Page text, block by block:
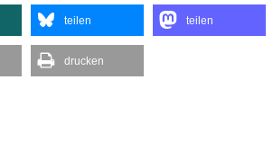
benutzen,
um
teilen teilen
drucken